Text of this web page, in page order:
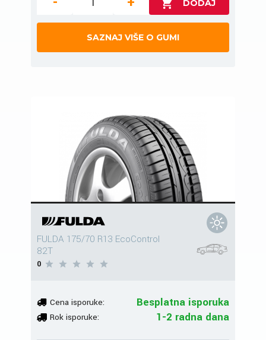
SAZNAJ VIŠE O GUMI
FULDA 175/70 R13 EcoControl
82T
0
Cena isporuke: Besplatna isporuka
Rok isporuke: 1-2 radna dana